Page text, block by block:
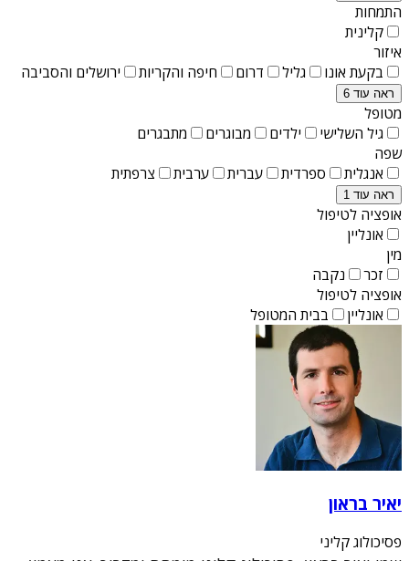
התמחות
קלינית
איזור
בקעת אונו
גליל דרום חיפה והקריות ירושלים והסביבה
ראה עוד 6
מטופל
גיל השלישי
ילדים מבוגרים
מתבגרים
שפה
אנגלית
ספרדית עברית ערבית צרפתית
ראה עוד 1
אופציה לטיפול
אונליין
מין
זכר
נקבה
אופציה לטיפול
אונליין
בבית המטופל
יאיר בראון
פסיכולוג קליני